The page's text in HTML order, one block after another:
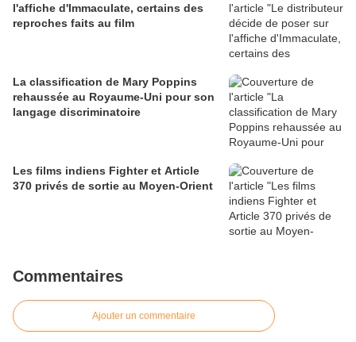
l'affiche d'Immaculate, certains des
reproches faits au film
La classification de Mary Poppins
rehaussée au Royaume-Uni pour son
langage discriminatoire
Les films indiens Fighter et Article
370 privés de sortie au Moyen-Orient
Commentaires
Ajouter un commentaire